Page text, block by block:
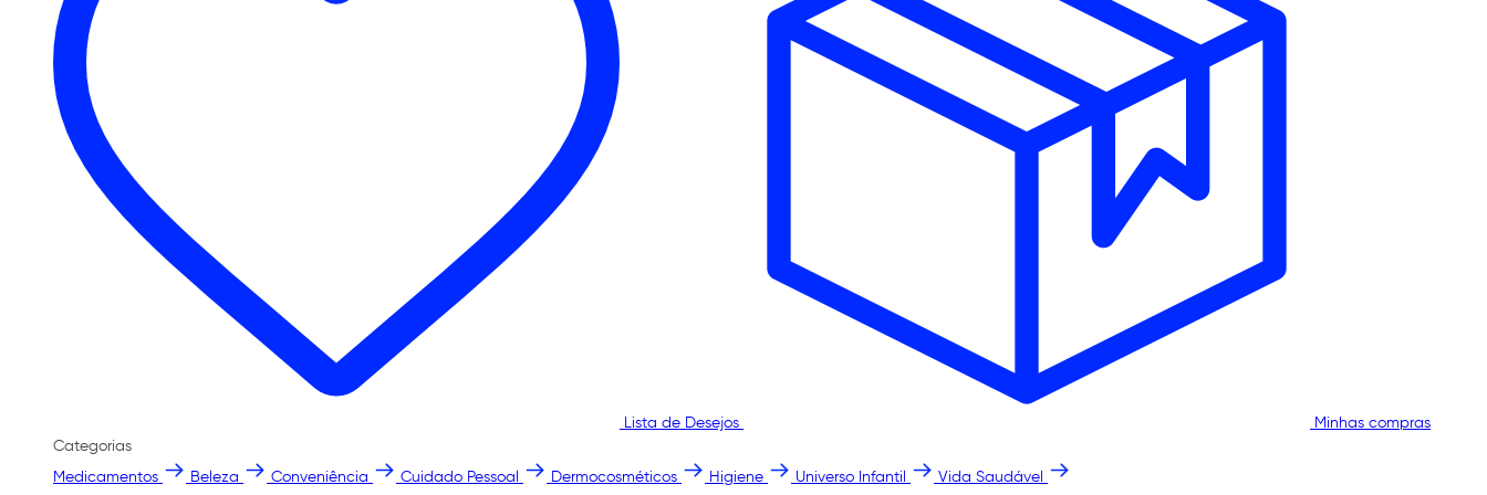
Lista de Desejos
Minhas compras
Categorias
Medicamentos
Beleza Conveniência Cuidado Pessoal Dermocosméticos Higiene Universo Infantil Vida Saudável